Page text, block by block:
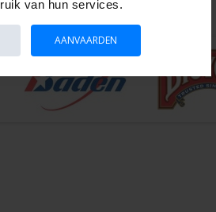
van hun services.
AANVAARDEN